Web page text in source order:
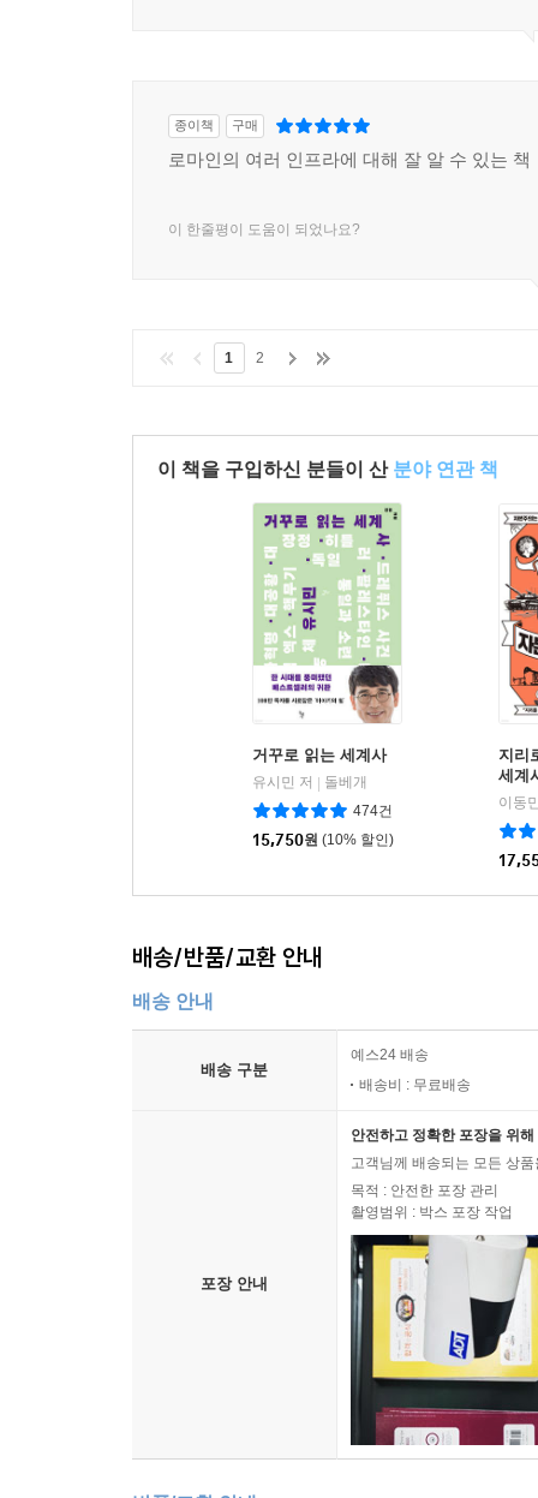
종이책 구매
로마인의 여러 인프라에 대해 잘 알 수 있는 책
이 한줄평이 도움이 되었나요?
1 2
이 책을 구입하신 분들이 산 분야 연관 책
거꾸로 읽는 세계사
유시민 저
돌베개
474건
15,750원 (10% 할인)
지리
세계
이동
배송/반품/교환 안내
배송 안내
배송 구분
예스24 배송
배송비 : 무료배송
포장 안내
안전하고 정확한 포장을 위
고객님께 배송되는 모든 상
목적 : 안전한 포장 관리
촬영범위 : 박스 포장 작업